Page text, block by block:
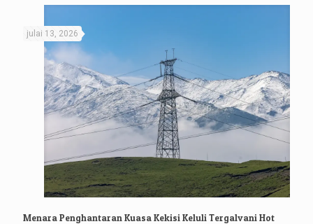
julai 13, 2026
Menara Penghantaran Kuasa Kekisi Keluli Tergalvani Hot